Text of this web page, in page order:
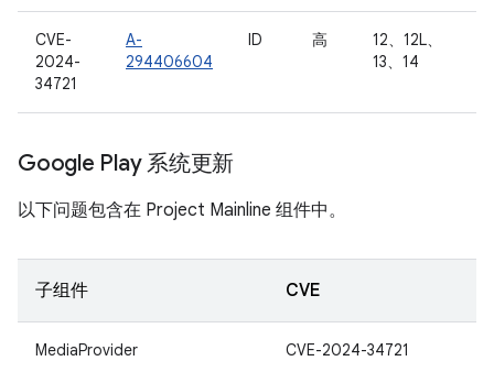
CVE-
2024-
34721
A-
294406604
ID 高
12、12L、
13、14
Google Play 系统更新
以下问题包含在 Project Mainline 组件中。
子组件 CVE
MediaProvider CVE-2024-34721